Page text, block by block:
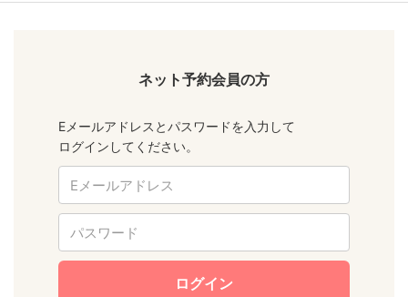
ネット予約会員の方
Eメールアドレスとパスワードを入力して
ログインしてください。
ログイン